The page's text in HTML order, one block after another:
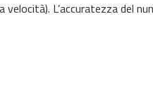
velocità). L’accuratezza del